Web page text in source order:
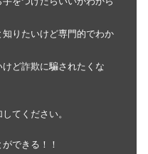
知りたいけど専門的でわか
ど詐欺に騙されたくな
てください。
できる！！